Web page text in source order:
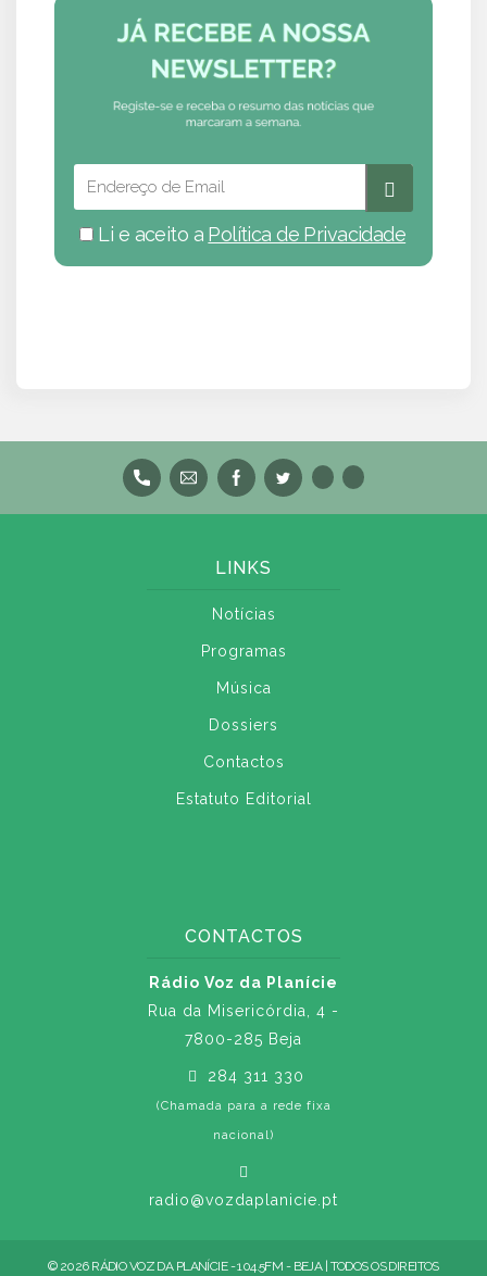
Li e aceito a Política de Privacidade
LINKS
Notícias
Programas
Música
Dossiers
Contactos
Estatuto Editorial
CONTACTOS
Rádio Voz da Planície
Rua da Misericórdia, 4 -
7800-285 Beja
284 311 330
(Chamada para a rede fixa
nacional)
radio@vozdaplanicie.pt
© 2026 RÁDIO VOZ DA PLANÍCIE - 104.5FM - BEJA | TODOS OS DIREITOS